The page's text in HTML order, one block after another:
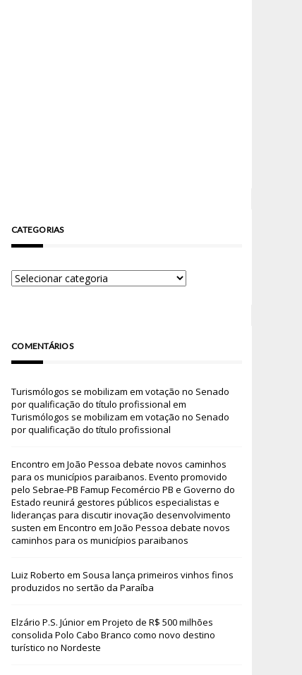
CATEGORIAS
COMENTÁRIOS
Turismólogos se mobilizam em votação no Senado
por qualificação do título profissional em
Turismólogos se mobilizam em votação no Senado
por qualificação do título profissional
Encontro em João Pessoa debate novos caminhos
para os municípios paraibanos. Evento promovido
pelo Sebrae-PB Famup Fecomércio PB e Governo do
Estado reunirá gestores públicos especialistas e
lideranças para discutir inovação desenvolvimento
susten em Encontro em João Pessoa debate novos
caminhos para os municípios paraibanos
Luiz Roberto em Sousa lança primeiros vinhos finos
produzidos no sertão da Paraíba
Elzário P.S. Júniorem Projeto de R$ 500 milhões
consolida Polo Cabo Branco como novo destino
turístico no Nordeste